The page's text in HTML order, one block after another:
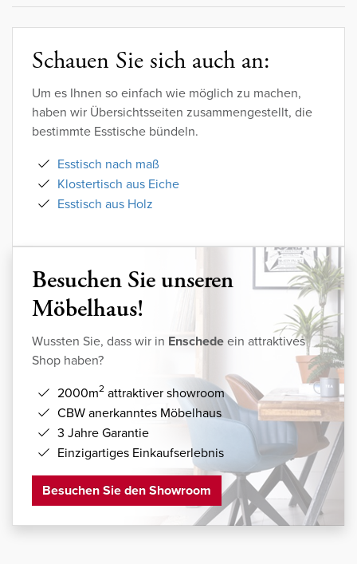
Schauen Sie sich auch an:
Um es Ihnen so einfach wie möglich zu machen,
haben wir Übersichtsseiten zusammengestellt, die
bestimmte Esstische bündeln.
Esstisch nach maß
Klostertisch aus Eiche
Esstisch aus Holz
Besuchen Sie unseren
Möbelhaus!
Wussten Sie, dass wir in Enschedeein attraktives
Shop haben?
2000m2 attraktiver showroom
CBW anerkanntes Möbelhaus
3 Jahre Garantie
Einzigartiges Einkaufserlebnis
Besuchen Sie den Showroom